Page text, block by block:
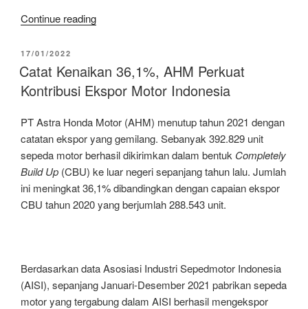
Continue reading“Jangan
Tips
Trik
Berkendara
Hujan
Ala
Honda”
POSTED
ON
17/01/2022
Catat Kenaikan 36,1%, AHM Perkuat
Kontribusi Ekspor Motor Indonesia
PT Astra Honda Motor (AHM) menutup tahun 2021 dengan
catatan ekspor yang gemilang. Sebanyak 392.829 unit
sepeda motor berhasil dikirimkan dalam bentuk Completely
Build Up (CBU) ke luar negeri sepanjang tahun lalu. Jumlah
ini meningkat 36,1% dibandingkan dengan capaian ekspor
CBU tahun 2020 yang berjumlah 288.543 unit.
Berdasarkan data Asosiasi Industri Sepedmotor Indonesia
(AISI), sepanjang Januari-Desember 2021 pabrikan sepeda
motor yang tergabung dalam AISI berhasil mengekspor